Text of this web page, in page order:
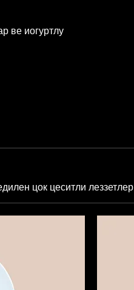
ве иогуртлу
цок цеситли леззетлер